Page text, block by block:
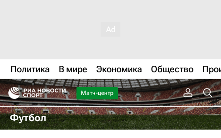
Политика В мире Экономика Общество
Матч-центр
Футбол